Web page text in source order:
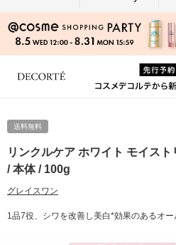
送料無料
リンクルケア ホワイト モイス
/ 本体 / 100g
グレイスワン
1品7役、シワを改善し美白*効果のあるオー